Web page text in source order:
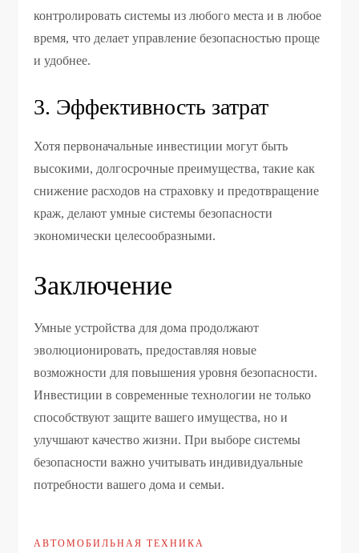
контролировать системы из любого места и в любое
время, что делает управление безопасностью проще
и удобнее.
3. Эффективность затрат
Хотя первоначальные инвестиции могут быть
высокими, долгосрочные преимущества, такие как
снижение расходов на страховку и предотвращение
краж, делают умные системы безопасности
экономически целесообразными.
Заключение
Умные устройства для дома продолжают
эволюционировать, предоставляя новые
возможности для повышения уровня безопасности.
Инвестиции в современные технологии не только
способствуют защите вашего имущества, но и
улучшают качество жизни. При выборе системы
безопасности важно учитывать индивидуальные
потребности вашего дома и семьи.
АВТОМОБИЛЬНАЯ ТЕХНИКА